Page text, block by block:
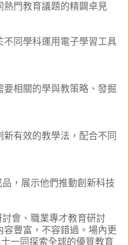
熱門教育議題的精闢卓見
同學科運用電子學習工具
相關的學與教策略、發掘
有效的教學法，配合不同
，展示他們推動創新科技
會、職業專才教育研討
豐富，不容錯過。場內更
一同探索全球的優質教育